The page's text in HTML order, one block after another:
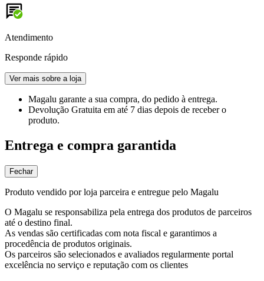
Atendimento
Responde rápido
Ver mais sobre a loja
Magalu garante a sua compra, do pedido à entrega.
Devolução Gratuita em até 7 dias depois de receber o
produto.
Entrega e compra garantida
Fechar
Produto vendido por loja parceira e entregue pelo Magalu
O Magalu se responsabiliza pela entrega dos produtos de parceiros
até o destino final.
As vendas são certificadas com nota fiscal e garantimos a
procedência de produtos originais.
Os parceiros são selecionados e avaliados regularmente portal
excelência no serviço e reputação com os clientes